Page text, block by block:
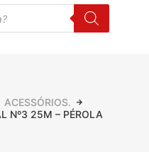
ACESSÓRIOS.
Nº3 25M – PÉROLA